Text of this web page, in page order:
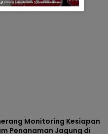
Monitoring Kesiapan
Penanaman Jagung di